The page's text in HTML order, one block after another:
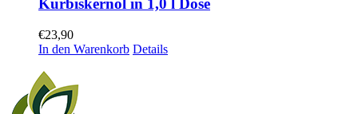
Kürbiskernöl in 1,0 l Dose
€23,90
In den Warenkorb Details